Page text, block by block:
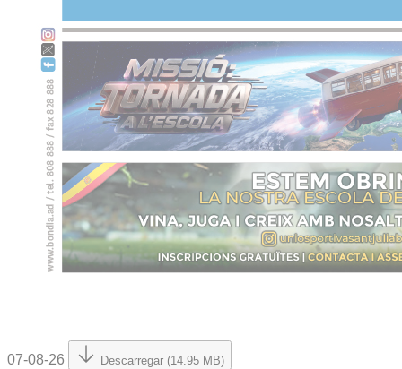
07-08-26 Descarregar (14.95 MB)